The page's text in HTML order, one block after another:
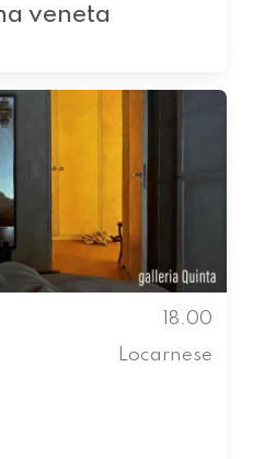
veneta
18.00
Locarnese